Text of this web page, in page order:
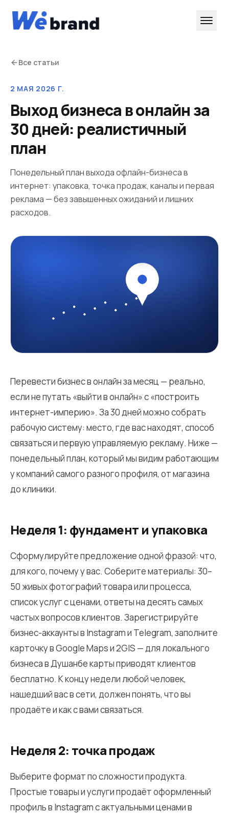
Все статьи
2 МАЯ 2026 Г.
Выход бизнеса в онлайн за
30 дней: реалистичный
план
Понедельный план выхода офлайн-бизнеса в
интернет: упаковка, точка продаж, каналы и первая
реклама — без завышенных ожиданий и лишних
расходов.
Перевести бизнес в онлайн за месяц — реально,
если не путать «выйти в онлайн» с «построить
интернет-империю». За 30 дней можно собрать
рабочую систему: место, где вас находят, способ
связаться и первую управляемую рекламу. Ниже —
понедельный план, который мы видим работающим
у компаний самого разного профиля, от магазина
до клиники.
Неделя 1: фундамент и упаковка
Сформулируйте предложение одной фразой: что,
для кого, почему у вас. Соберите материалы: 30–
50 живых фотографий товара или процесса,
список услуг с ценами, ответы на десять самых
частых вопросов клиентов. Зарегистрируйте
бизнес-аккаунты в Instagram и Telegram, заполните
карточку в Google Maps и 2GIS — для локального
бизнеса в Душанбе карты приводят клиентов
бесплатно. К концу недели любой человек,
нашедший вас в сети, должен понять, что вы
продаёте и как с вами связаться.
Неделя 2: точка продаж
Выберите формат по сложности продукта.
Простые товары и услуги продаёт оформленный
профиль в Instagram с актуальными ценами в